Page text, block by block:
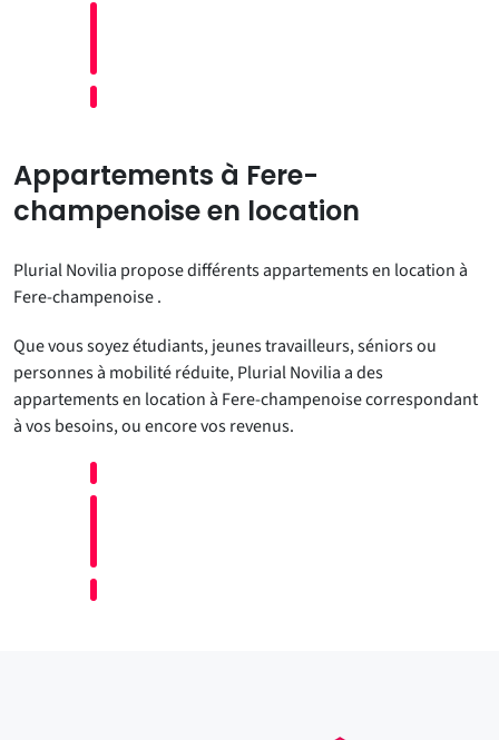
Appartements à Fere-
champenoise en location
Plurial Novilia propose différents appartements en location à
Fere-champenoise .
Que vous soyez étudiants, jeunes travailleurs, séniors ou
personnes à mobilité réduite, Plurial Novilia a des
appartements en location à Fere-champenoise correspondant
à vos besoins, ou encore vos revenus.